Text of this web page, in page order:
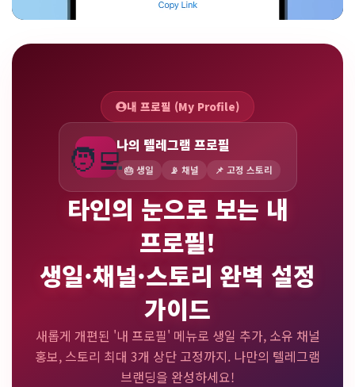
내 프로필 (My Profile)
🧑‍💻나의 텔레그램 프로필
🎂 생일 📡 채널 📌 고정 스토리
타인의 눈으로 보는 내
프로필!
생일·채널·스토리 완벽 설정
가이드
새롭게 개편된 '내 프로필' 메뉴로 생일 추가, 소유 채널
홍보, 스토리 최대 3개 상단 고정까지. 나만의 텔레그램
브랜딩을 완성하세요!